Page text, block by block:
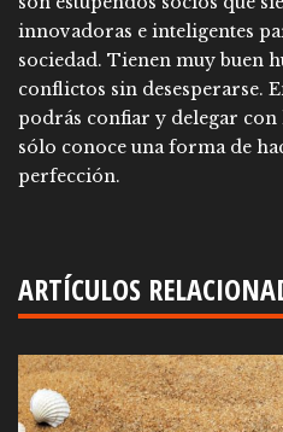
innovadoras e inteligentes
sociedad. Tienen muy buen
conflictos sin desesperarse.
podrás confiar y delegar con
sólo conoce una forma de
perfección.
ARTÍCULOS